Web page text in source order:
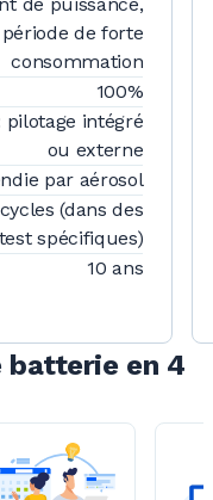
de forte
consommation
100%
pilotage intégré
ou externe
par aérosol
(dans des
spécifiques)
10 ans
batterie en 4